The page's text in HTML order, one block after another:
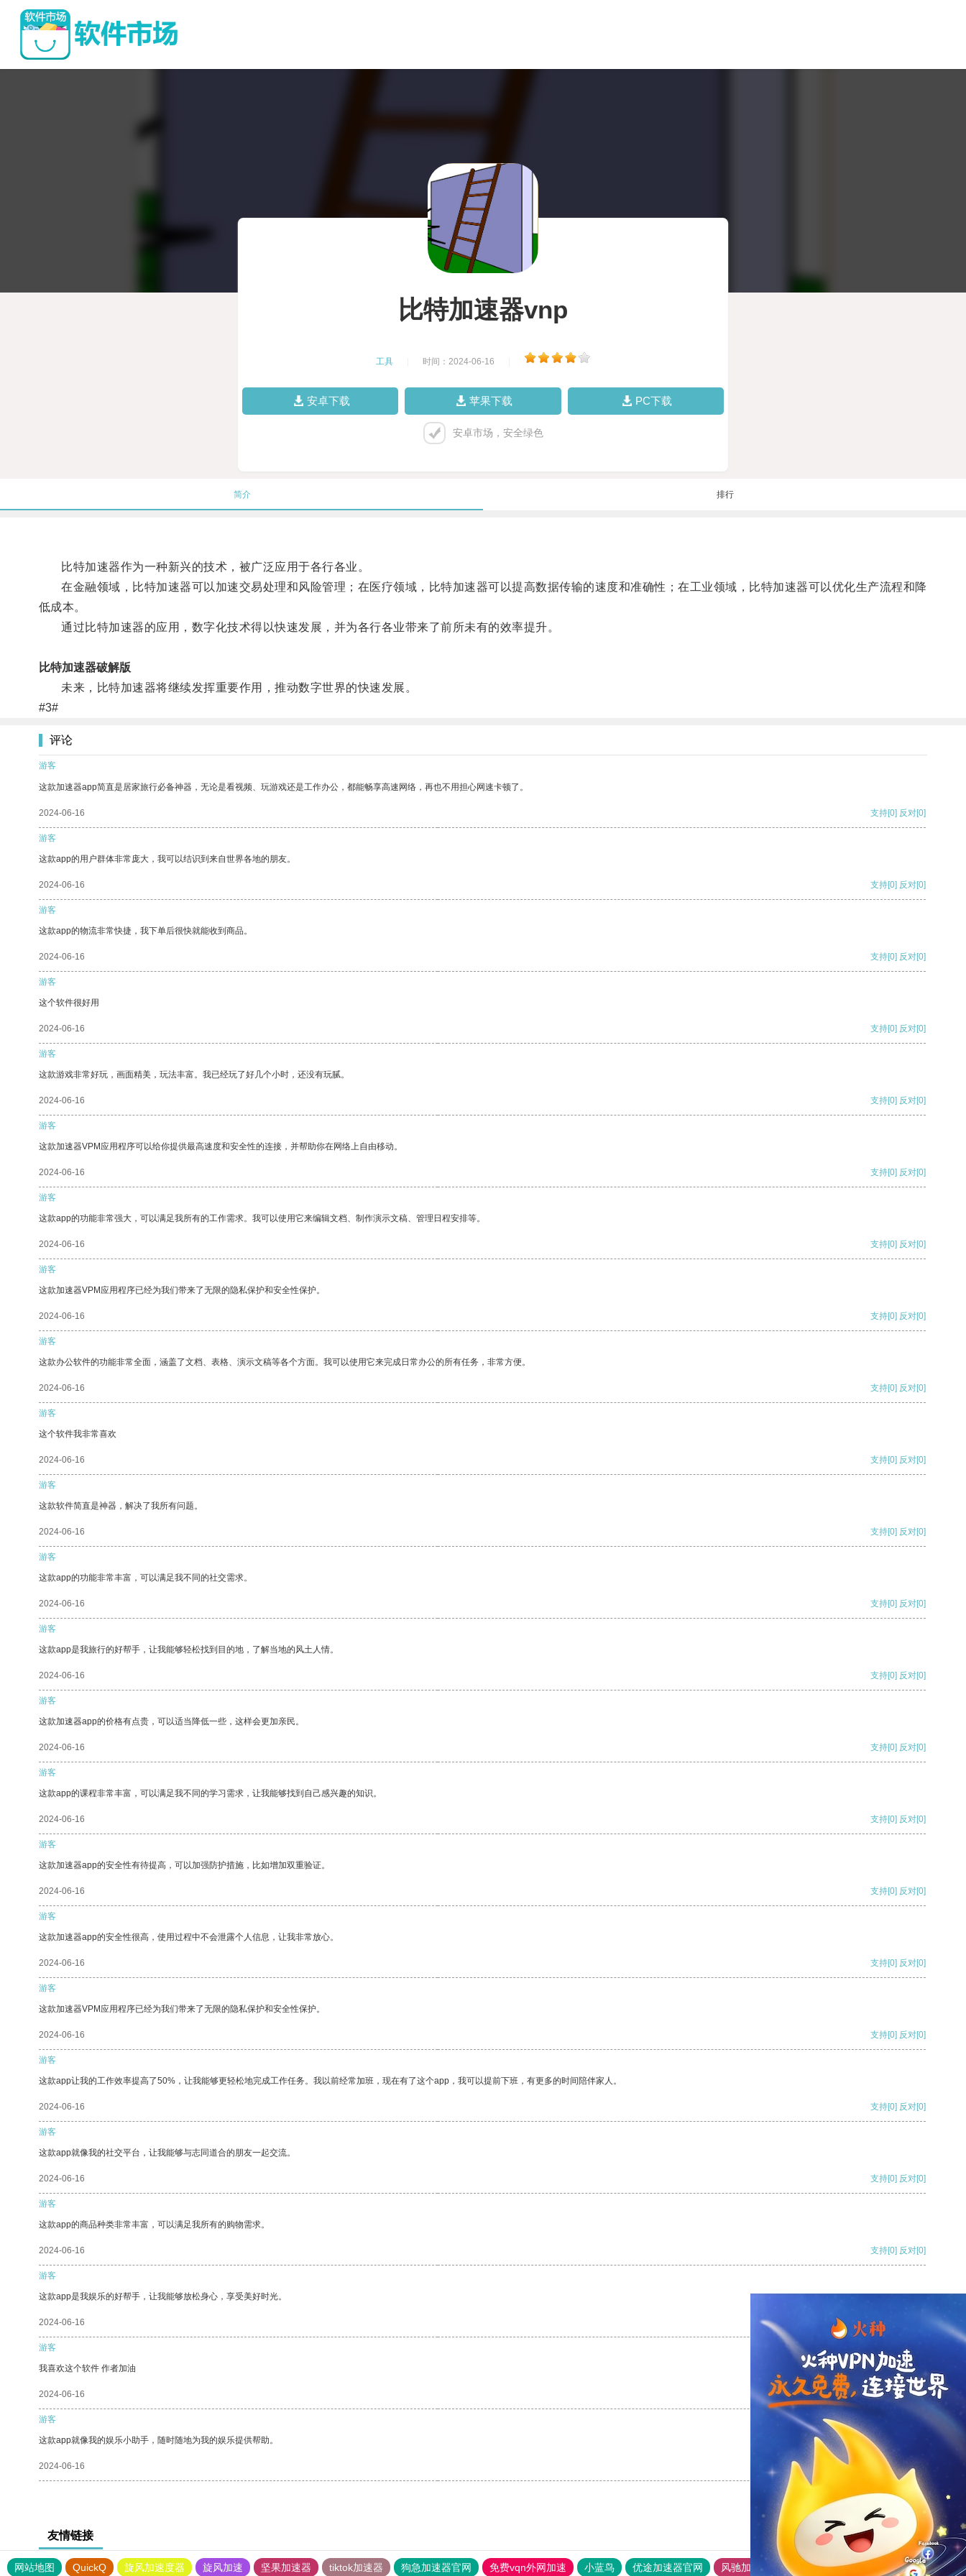
比特加速器vnp
工具 时间：2024-06-16
安卓下载 苹果下载 PC下载
安卓市场，安全绿色
简介 排行
比特加速器作为一种新兴的技术，被广泛应用于各行各业。
在金融领域，比特加速器可以加速交易处理和风险管理；在医疗领域，比特加速器可以提高数据传输的速度和准确性；在工业领域，比特加速器可以优化生产流程和降
低成本。
通过比特加速器的应用，数字化技术得以快速发展，并为各行各业带来了前所未有的效率提升。
比特加速器破解版
未来，比特加速器将继续发挥重要作用，推动数字世界的快速发展。
#3#
评论
游客
这款加速器app简直是居家旅行必备神器，无论是看视频、玩游戏还是工作办公，都能畅享高速网络，再也不用担心网速卡顿了。
2024-06-16 支持[0] 反对[0]
游客
这款app的用户群体非常庞大，我可以结识到来自世界各地的朋友。
2024-06-16 支持[0] 反对[0]
游客
这款app的物流非常快捷，我下单后很快就能收到商品。
2024-06-16 支持[0] 反对[0]
游客
这个软件很好用
2024-06-16 支持[0] 反对[0]
游客
这款游戏非常好玩，画面精美，玩法丰富。我已经玩了好几个小时，还没有玩腻。
2024-06-16 支持[0] 反对[0]
游客
这款加速器VPM应用程序可以给你提供最高速度和安全性的连接，并帮助你在网络上自由移动。
2024-06-16 支持[0] 反对[0]
游客
这款app的功能非常强大，可以满足我所有的工作需求。我可以使用它来编辑文档、制作演示文稿、管理日程安排等。
2024-06-16 支持[0] 反对[0]
游客
这款加速器VPM应用程序已经为我们带来了无限的隐私保护和安全性保护。
2024-06-16 支持[0] 反对[0]
游客
这款办公软件的功能非常全面，涵盖了文档、表格、演示文稿等各个方面。我可以使用它来完成日常办公的所有任务，非常方便。
2024-06-16 支持[0] 反对[0]
游客
这个软件我非常喜欢
2024-06-16 支持[0] 反对[0]
游客
这款软件简直是神器，解决了我所有问题。
2024-06-16 支持[0] 反对[0]
游客
这款app的功能非常丰富，可以满足我不同的社交需求。
2024-06-16 支持[0] 反对[0]
游客
这款app是我旅行的好帮手，让我能够轻松找到目的地，了解当地的风土人情。
2024-06-16 支持[0] 反对[0]
游客
这款加速器app的价格有点贵，可以适当降低一些，这样会更加亲民。
2024-06-16 支持[0] 反对[0]
游客
这款app的课程非常丰富，可以满足我不同的学习需求，让我能够找到自己感兴趣的知识。
2024-06-16 支持[0] 反对[0]
游客
这款加速器app的安全性有待提高，可以加强防护措施，比如增加双重验证。
2024-06-16 支持[0] 反对[0]
游客
这款加速器app的安全性很高，使用过程中不会泄露个人信息，让我非常放心。
2024-06-16 支持[0] 反对[0]
游客
这款加速器VPM应用程序已经为我们带来了无限的隐私保护和安全性保护。
2024-06-16 支持[0] 反对[0]
游客
这款app让我的工作效率提高了50%，让我能够更轻松地完成工作任务。我以前经常加班，现在有了这个app，我可以提前下班，有更多的时间陪伴家人。
2024-06-16 支持[0] 反对[0]
游客
这款app就像我的社交平台，让我能够与志同道合的朋友一起交流。
2024-06-16 支持[0] 反对[0]
游客
这款app的商品种类非常丰富，可以满足我所有的购物需求。
2024-06-16 支持[0] 反对[0]
游客
这款app是我娱乐的好帮手，让我能够放松身心，享受美好时光。
2024-06-16 支持
游客
我喜欢这个软件 作者加油
2024-06-16 支持[0] 反对[0]
游客
这款app就像我的娱乐小助手，随时随地为我的娱乐提供帮助。
2024-06-16 支持[0] 反对[0]
友情链接
网站地图 QuickQ 旋风加速度器 旋风加速 坚果加速器 tiktok加速器 狗急加速器官网 免费vqn外网加速 小蓝鸟 优途加速器官网 风驰加速器 旋风加速器